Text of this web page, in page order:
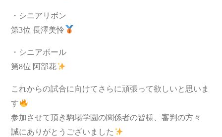
・シニアリボン
第3位 長澤美怜
・シニアボール
第8位 阿部花
これからの試合に向けてさらに頑張って欲しいと思いま
す
参加させて頂き駒場学園の関係者の皆様、審判の方々
誠にありがとうございました